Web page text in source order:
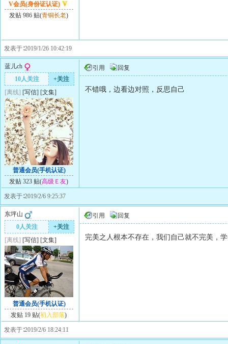
V会员(身份证认证)
发贴 986 贴(青铜长老)
发表于∶2019/1/26 10:42:19
蓝儿ch
10人关注
+关注
[离线] [写信] [文集]
普通会员(手机认证)
发贴 323 贴(高级Ｅ友)
引用 回复
不错哦，边看边对照，反思自己
发表于∶2019/2/6 9:25:37
东坪山
0人关注
+关注
[离线] [写信] [文集]
普通会员(手机认证)
发贴 19 贴(初入部落)
引用 回复
完美之人根本不存在，我们自己就不完美，
发表于∶2019/2/6 18:24:11